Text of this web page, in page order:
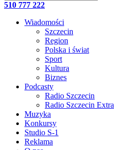
510 777 222
Wiadomości
Szczecin
Region
Polska i świat
Sport
Kultura
Biznes
Podcasty
Radio Szczecin
Radio Szczecin Extra
Muzyka
Konkursy
Studio S-1
Reklama